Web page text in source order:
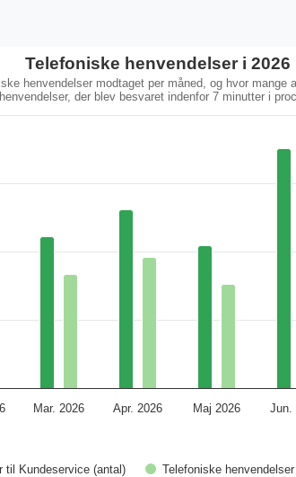
Telefoniske henvendelser i 2026
henvendelser modtaget per måned, og hvor mange
henvendelser, der blev besvaret indenfor 7 minutter i
til Kundeservice (antal) Telefoniske
Mar. 2026 Apr. 2026 Maj 2026 Jun.